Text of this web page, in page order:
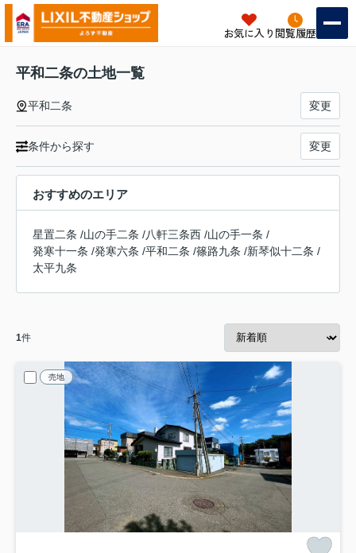
お気に入り 閲覧履歴
平和二条の土地一覧
平和二条 変更
条件から探す 変更
おすすめのエリア
星置二条 /山の手二条 /八軒三条西 /山の手一条 /
発寒十一条 /発寒六条 /平和二条 /篠路九条 /新琴似十二条 /
太平九条
1件
売地